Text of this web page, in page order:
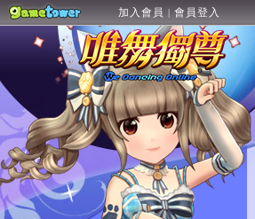
加入會員 | 會員登入